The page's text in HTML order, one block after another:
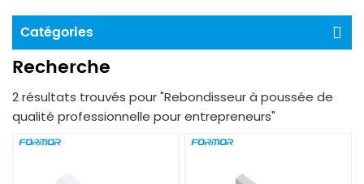
Catégories
Recherche
2 résultats trouvés pour "Rebondisseur à poussée de
qualité professionnelle pour entrepreneurs"